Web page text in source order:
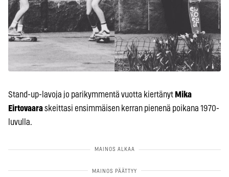
Stand-up-lavoja jo parikymmentä vuotta kiertänyt Mika
Eirtovaaraskeittasi ensimmäisen kerran pienenä poikana 1970-
luvulla.